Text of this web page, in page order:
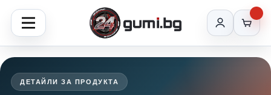
ДЕТАЙЛИ ЗА ПРОДУКТА